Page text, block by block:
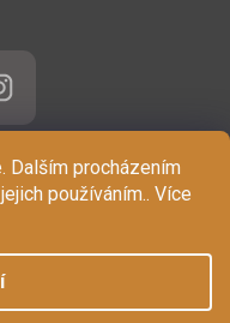
Dalším procházením
používáním.. Více